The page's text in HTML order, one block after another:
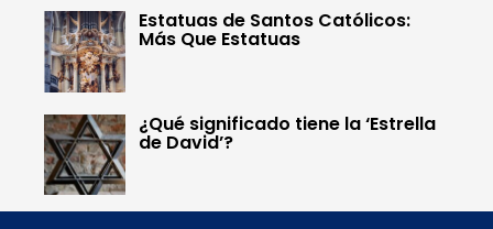
Estatuas de Santos Católicos:
Más Que Estatuas
¿Qué significado tiene la ‘Estrella
de David’?